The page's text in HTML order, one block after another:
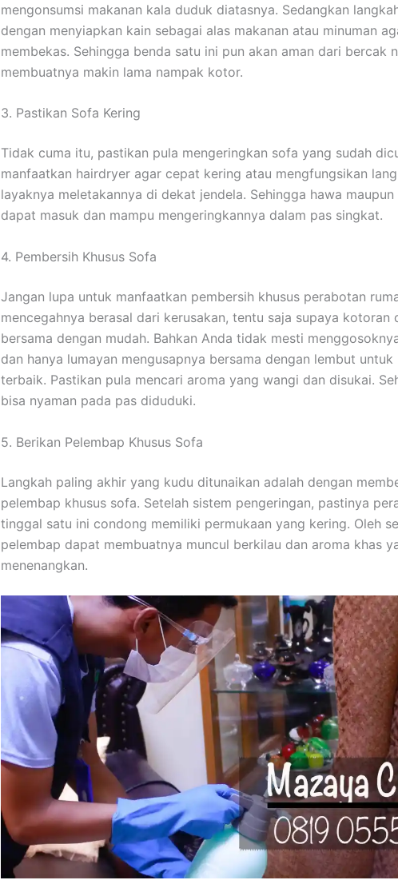
mengonsumsi makanan kala duduk diatasnya. Sedangkan
dengan menyiapkan kain sebagai alas makanan atau minuman
membekas. Sehingga benda satu ini pun akan aman dari bercak
membuatnya makin lama nampak kotor.
3. Pastikan Sofa Kering
Tidak cuma itu, pastikan pula mengeringkan sofa yang sudah
manfaatkan hairdryer agar cepat kering atau mengfungsikan
layaknya meletakannya di dekat jendela. Sehingga hawa
dapat masuk dan mampu mengeringkannya dalam pas singkat.
4. Pembersih Khusus Sofa
Jangan lupa untuk manfaatkan pembersih khusus perabotan
mencegahnya berasal dari kerusakan, tentu saja supaya kotoran
bersama dengan mudah. Bahkan Anda tidak mesti
dan hanya lumayan mengusapnya bersama dengan lembut untuk
terbaik. Pastikan pula mencari aroma yang wangi dan disukai.
bisa nyaman pada pas diduduki.
5. Berikan Pelembap Khusus Sofa
Langkah paling akhir yang kudu ditunaikan adalah dengan
pelembap khusus sofa. Setelah sistem pengeringan, pastinya
tinggal satu ini condong memiliki permukaan yang kering. Oleh
pelembap dapat membuatnya muncul berkilau dan aroma khas
menenangkan.